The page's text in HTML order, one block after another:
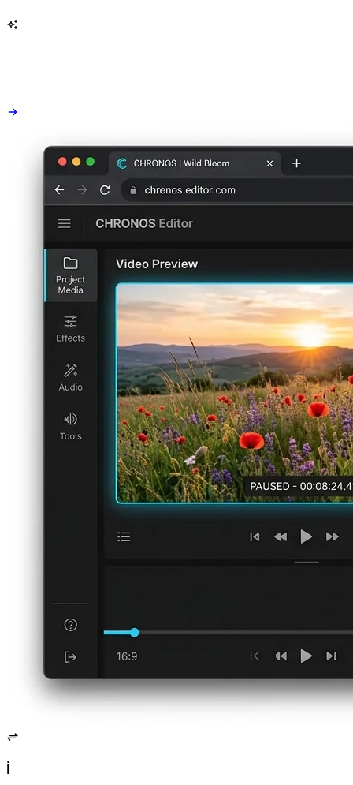
Saniyeler İçinde Toplu Çıkarma ve ZIP